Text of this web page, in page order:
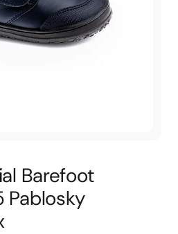
Barefoot
Pablosky